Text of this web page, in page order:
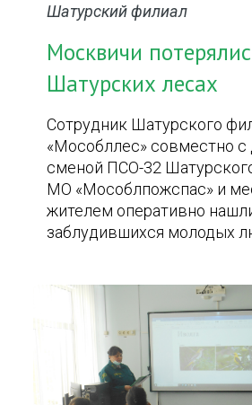
Шатурский филиал
Москвичи
Шатурских лесах
Сотрудник Шатурского
«Мособллес» совместно с
сменой ПСО-32
МО «Мособлпожспас» и
жителем оперативно
заблудившихся молодых